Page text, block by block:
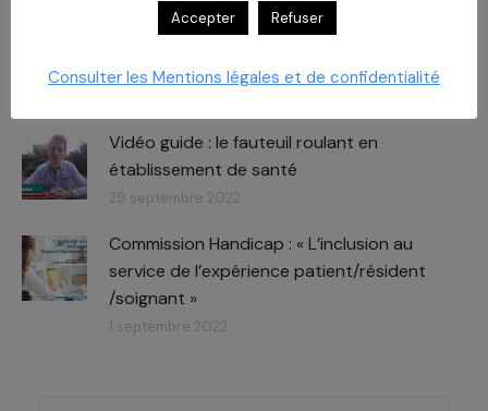
Actualités liées
Vidéo guide : Fauteuil roulant, le
positionnement
Vidéo guide : le fauteuil roulant en
établissement de santé
29 septembre 2022
Commission Handicap : « L’inclusion au
service de l’expérience patient/résident
/soignant »
1 septembre 2022
Accepter Refuser
Consulter les Mentions légales et de confidentialité